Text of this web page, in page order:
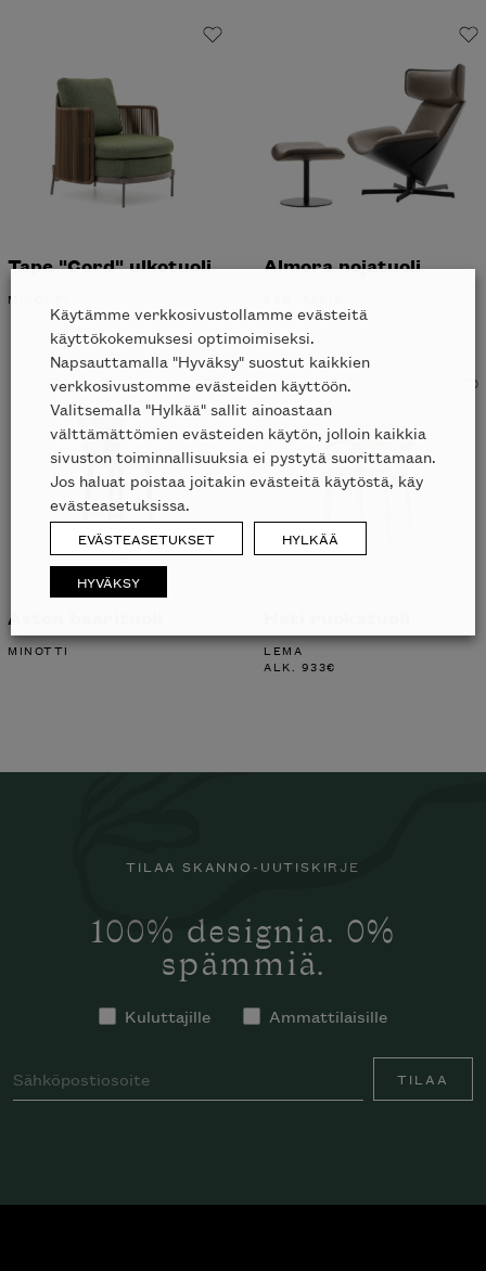
Tape "Cord" ulkotuoli
MINOTTI
Almora nojatuoli
ALK.9953€
Aston baarituoli
MINOTTI LEMA
ALK. 933€
TILAA SKANNO-UUTISKIRJE
100% designia. 0%
spämmiä.
Kuluttajille Ammattilaisille
TILAA
Käytämme verkkosivustollamme evästeitä
käyttökokemuksesi optimoimiseksi.
Napsauttamalla "Hyväksy" suostut kaikkien
verkkosivustomme evästeiden käyttöön.
Valitsemalla "Hylkää" sallit ainoastaan
välttämättömien evästeiden käytön, jolloin kaikkia
sivuston toiminnallisuuksia ei pystytä suorittamaan.
Jos haluat poistaa joitakin evästeitä käytöstä, käy
evästeasetuksissa.
EVÄSTEASETUKSET HYLKÄÄ
HYVÄKSY